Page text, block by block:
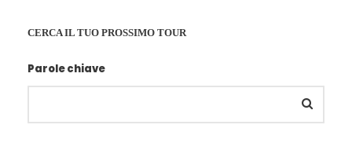
CERCA IL TUO PROSSIMO TOUR
Parole chiave